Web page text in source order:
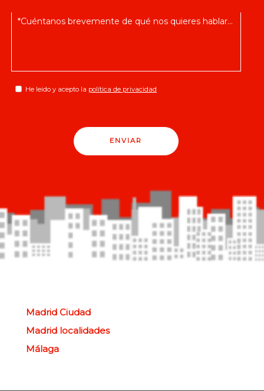
He leido y acepto la política de privacidad
ENVIAR
Madrid Ciudad
Madrid localidades
Málaga